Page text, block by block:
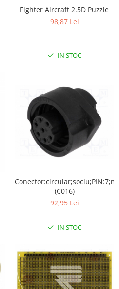
Fighter Aircraft 2.5D Puzzle
98,87 Lei
IN STOC
(C016)
92,95 Lei
IN STOC